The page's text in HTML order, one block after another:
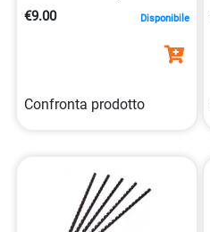
€9.00 Disponibile
Confronta prodotto